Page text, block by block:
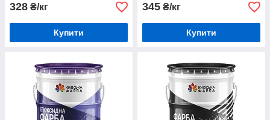
328 ₴/кг
Купити
345 ₴/кг
Купити